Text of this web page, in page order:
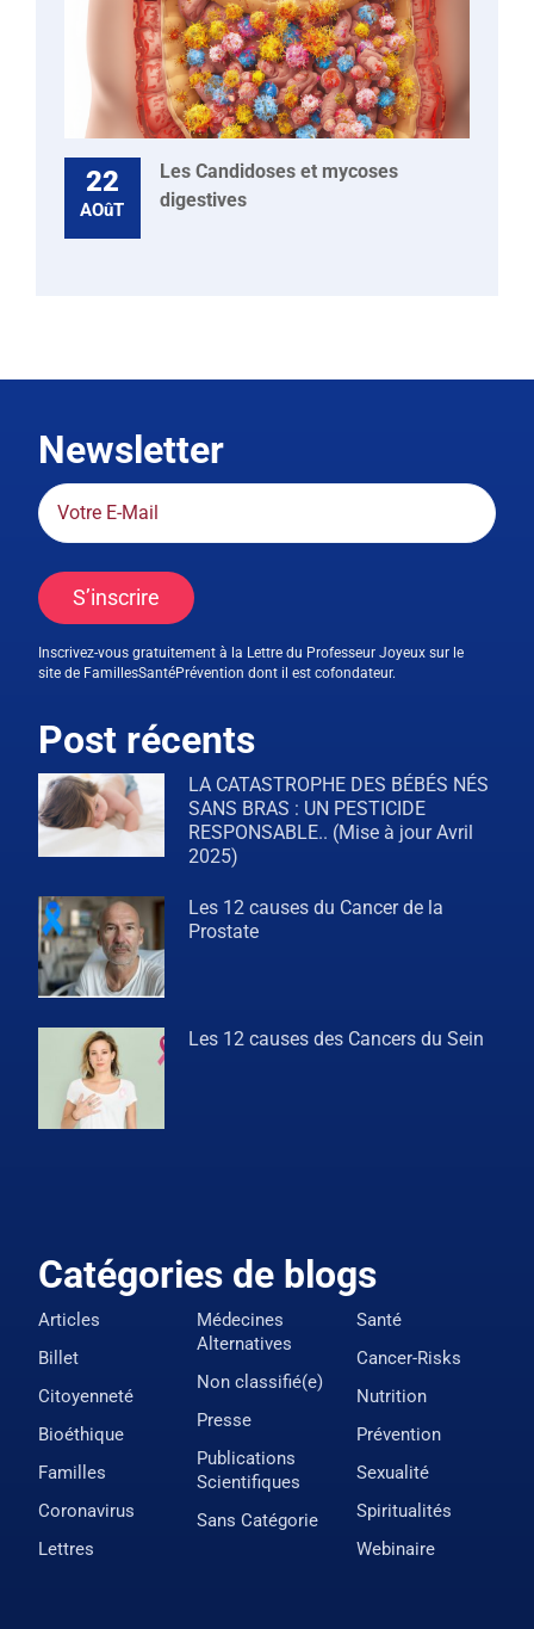
22
AOûT
Les Candidoses et mycoses
digestives
Newsletter
S’inscrire
Inscrivez-vous gratuitement à la Lettre du Professeur Joyeux sur le
site de FamillesSantéPrévention dont il est cofondateur.
Post récents
LA CATASTROPHE DES BÉBÉS NÉS
SANS BRAS : UN PESTICIDE
RESPONSABLE.. (Mise à jour Avril
2025)
Les 12 causes du Cancer de la
Prostate
Les 12 causes des Cancers du Sein
Catégories de blogs
Articles
Billet
Citoyenneté
Bioéthique
Familles
Coronavirus
Lettres
Médecines
Alternatives
Non classifié(e)
Presse
Publications
Scientifiques
Sans Catégorie
Santé
Cancer-Risks
Nutrition
Prévention
Sexualité
Spiritualités
Webinaire